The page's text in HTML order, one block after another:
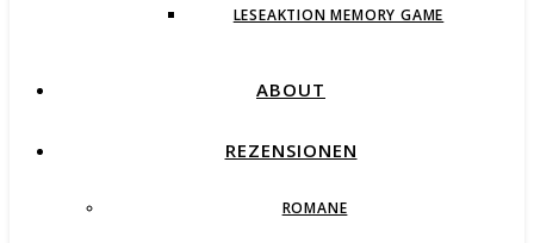
LESEAKTION MEMORY GAME
ABOUT
REZENSIONEN
ROMANE